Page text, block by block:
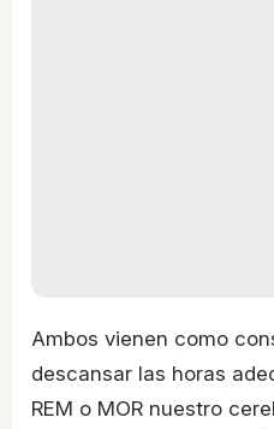
Ambos vienen como
descansar las horas
REM o MOR nuestro